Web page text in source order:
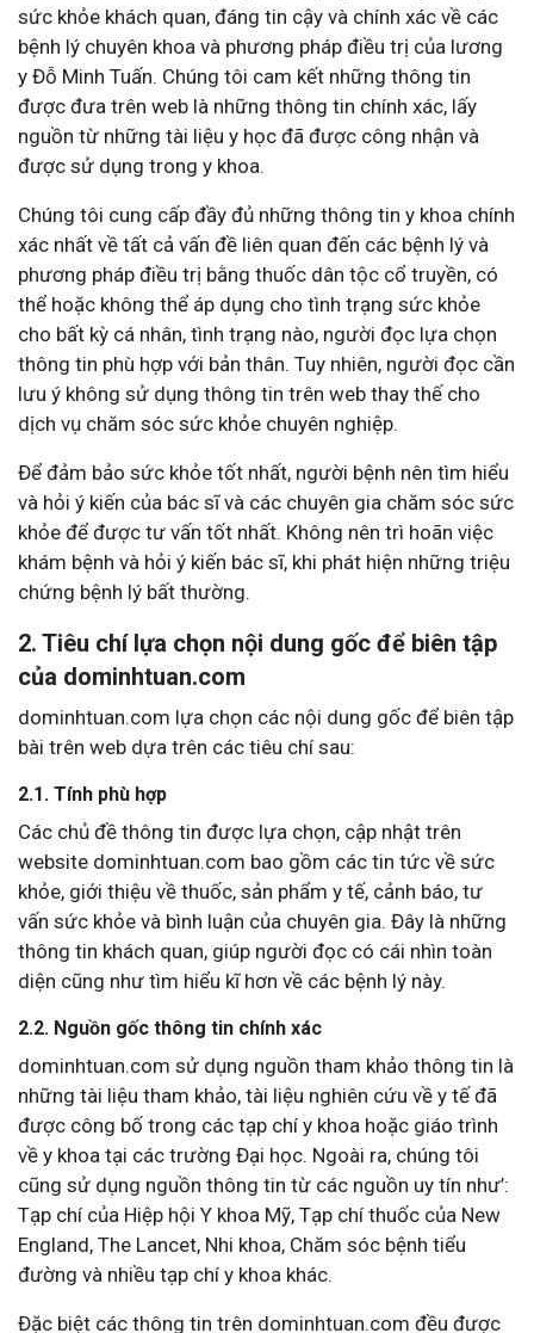
sức khỏe khách quan, đáng tin cậy và chính xác về các
bệnh lý chuyên khoa và phương pháp điều trị của lương
y Đỗ Minh Tuấn. Chúng tôi cam kết những thông tin
được đưa trên web là những thông tin chính xác, lấy
nguồn từ những tài liệu y học đã được công nhận và
được sử dụng trong y khoa.
Chúng tôi cung cấp đầy đủ những thông tin y khoa chính
xác nhất về tất cả vấn đề liên quan đến các bệnh lý và
phương pháp điều trị bằng thuốc dân tộc cổ truyền, có
thể hoặc không thể áp dụng cho tình trạng sức khỏe
cho bất kỳ cá nhân, tình trạng nào, người đọc lựa chọn
thông tin phù hợp với bản thân. Tuy nhiên, người đọc cần
lưu ý không sử dụng thông tin trên web thay thế cho
dịch vụ chăm sóc sức khỏe chuyên nghiệp.
Để đảm bảo sức khỏe tốt nhất, người bệnh nên tìm hiểu
và hỏi ý kiến của bác sĩ và các chuyên gia chăm sóc sức
khỏe để được tư vấn tốt nhất. Không nên trì hoãn việc
khám bệnh và hỏi ý kiến bác sĩ, khi phát hiện những triệu
chứng bệnh lý bất thường.
2. Tiêu chí lựa chọn nội dung gốc để biên tập
của dominhtuan.com
dominhtuan.com lựa chọn các nội dung gốc để biên tập
bài trên web dựa trên các tiêu chí sau:
2.1. Tính phù hợp
Các chủ đề thông tin được lựa chọn, cập nhật trên
website dominhtuan.com bao gồm các tin tức về sức
khỏe, giới thiệu về thuốc, sản phẩm y tế, cảnh báo, tư
vấn sức khỏe và bình luận của chuyên gia. Đây là những
thông tin khách quan, giúp người đọc có cái nhìn toàn
diện cũng như tìm hiểu kĩ hơn về các bệnh lý này.
2.2. Nguồn gốc thông tin chính xác
dominhtuan.com sử dụng nguồn tham khảo thông tin là
những tài liệu tham khảo, tài liệu nghiên cứu về y tế đã
được công bố trong các tạp chí y khoa hoặc giáo trình
về y khoa tại các trường Đại học. Ngoài ra, chúng tôi
cũng sử dụng nguồn thông tin từ các nguồn uy tín như’:
Tạp chí của Hiệp hội Y khoa Mỹ, Tạp chí thuốc của New
England, The Lancet, Nhi khoa, Chăm sóc bệnh tiểu
đường và nhiều tạp chí y khoa khác.
Đặc biệt các thông tin trên dominhtuan.com đều được